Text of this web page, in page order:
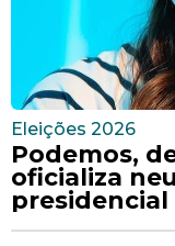
Eleições 2026
Podemos,
oficializa
presidencial